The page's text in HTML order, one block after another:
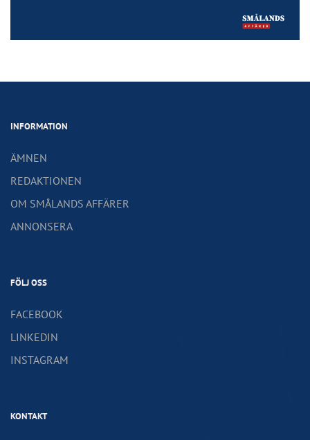
INFORMATION
ÄMNEN
REDAKTIONEN
OM SMÅLANDS AFFÄRER
ANNONSERA
FÖLJ OSS
FACEBOOK
LINKEDIN
INSTAGRAM
KONTAKT